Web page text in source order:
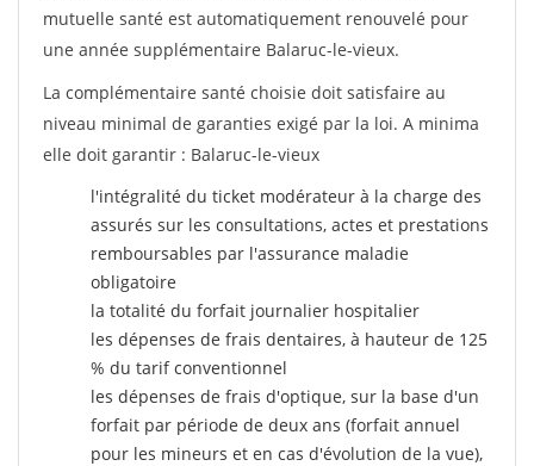
mutuelle santé est automatiquement renouvelé pour
une année supplémentaire Balaruc-le-vieux.
La complémentaire santé choisie doit satisfaire au
niveau minimal de garanties exigé par la loi. A minima
elle doit garantir : Balaruc-le-vieux
l'intégralité du ticket modérateur à la charge des
assurés sur les consultations, actes et prestations
remboursables par l'assurance maladie
obligatoire
la totalité du forfait journalier hospitalier
les dépenses de frais dentaires, à hauteur de 125
% du tarif conventionnel
les dépenses de frais d'optique, sur la base d'un
forfait par période de deux ans (forfait annuel
pour les mineurs et en cas d'évolution de la vue),